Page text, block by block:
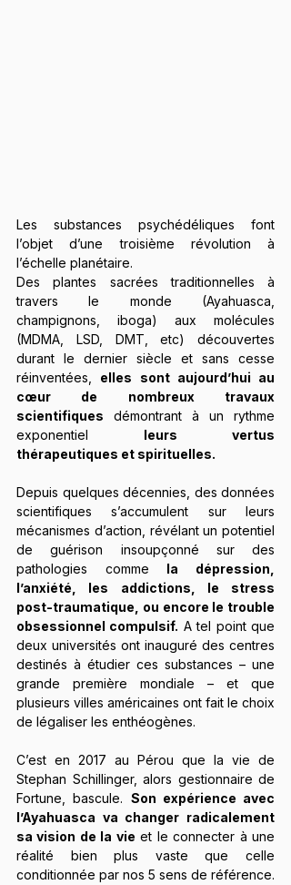
Les substances psychédéliques font
l’objet d’une troisième révolution à
l’échelle planétaire.
Des plantes sacrées traditionnelles à
travers le monde (Ayahuasca,
champignons, iboga) aux molécules
(MDMA, LSD, DMT, etc) découvertes
durant le dernier siècle et sans cesse
réinventées, elles sont aujourd’hui au
cœur de nombreux travaux
scientifiques démontrant à un rythme
exponentiel leurs vertus
thérapeutiques et spirituelles.
Depuis quelques décennies, des données
scientifiques s’accumulent sur leurs
mécanismes d’action, révélant un potentiel
de guérison insoupçonné sur des
pathologies comme la dépression,
l’anxiété, les addictions, le stress
post-traumatique, ou encore le trouble
obsessionnel compulsif. A tel point que
deux universités ont inauguré des centres
destinés à étudier ces substances – une
grande première mondiale – et que
plusieurs villes américaines ont fait le choix
de légaliser les enthéogènes.
C’est en 2017 au Pérou que la vie de
Stephan Schillinger, alors gestionnaire de
Fortune, bascule. Son expérience avec
l’Ayahuasca va changer radicalement
sa vision de la vie et le connecter à une
réalité bien plus vaste que celle